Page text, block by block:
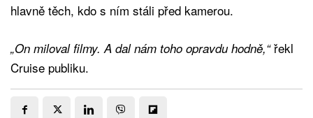
hlavně těch, kdo s ním stáli před kamerou.
„On miloval filmy. A dal nám toho opravdu hodně,“řekl
Cruise publiku.